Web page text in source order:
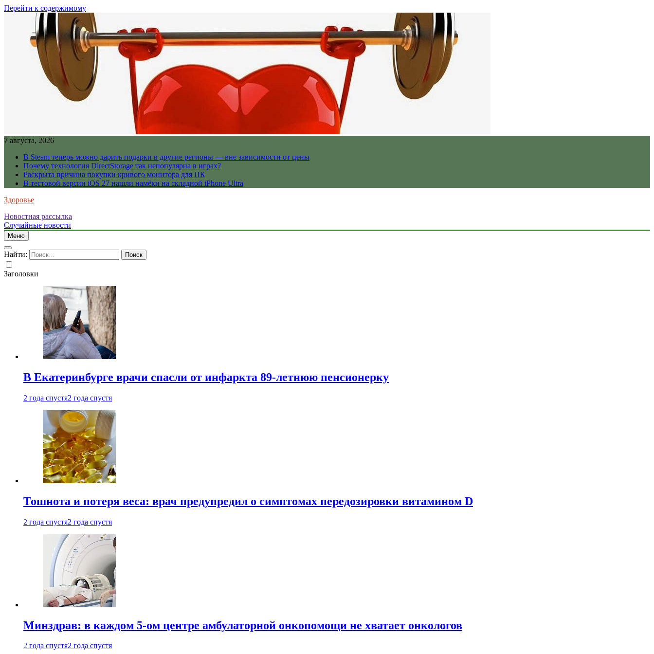
Перейти к содержимому
7 августа, 2026
В Steam теперь можно дарить подарки в другие регионы — вне зависимости от цены
Почему технология DirectStorage так непопулярна в играх?
Раскрыта причина покупки кривого монитора для ПК
В тестовой версии iOS 27 нашли намёки на складной iPhone Ultra
Здоровье
Новостная рассылка
Случайные новости
Меню
Найти:
Заголовки
В Екатеринбурге врачи спасли от инфаркта 89-летнюю пенсионерку
2 года спустя2 года спустя
Тошнота и потеря веса: врач предупредил о симптомах передозировки витамином D
2 года спустя2 года спустя
Минздрав: в каждом 5-ом центре амбулаторной онкопомощи не хватает онкологов
2 года спустя2 года спустя